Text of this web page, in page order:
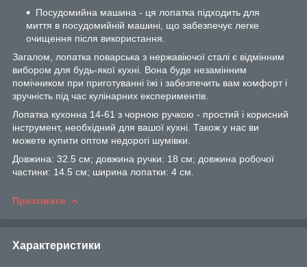
Посудомийна машина - ця лопатка підходить для
миття в посудомийній машині, що забезпечує легке
очищення після використання.
Загалом, лопатка поварська з нержавіючої сталі є відмінним
вибором для будь-якої кухні. Вона буде незамінним
помічником при приготуванні їжі і забезпечить вам комфорт і
зручність під час кулінарних експериментів.
Лопатка кухонна 14-61 з чорною ручкою - простий і корисний
інструмент, необхідний для вашої кухні. Також у нас ви
можете купити оптом недорогі шумівки.
Довжина: 32.5 см; довжина ручки: 18 см; довжина робочої
частини: 14.5 см; ширина лопатки: 4 см.
Приховати
Характеристики